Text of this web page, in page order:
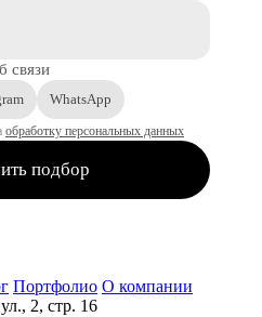
связи
WhatsApp
обработку персональных данных
подбор
Портфолио О компании
2, стр. 16